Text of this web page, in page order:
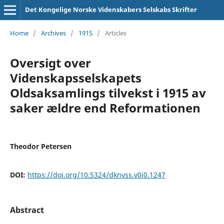
Det Kongelige Norske Videnskabers Selskabs Skrifter
Home / Archives / 1915 / Articles
Oversigt over
Videnskapsselskapets
Oldsaksamlings tilvekst i 1915 av
saker ældre end Reformationen
Theodor Petersen
DOI: https://doi.org/10.5324/dknvss.v0i0.1247
Abstract